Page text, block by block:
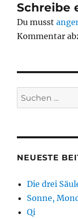
Schreibe
Du musst
Kommentar
Suchen
nach:
NEUESTE
Die drei
Sonne,
Qi